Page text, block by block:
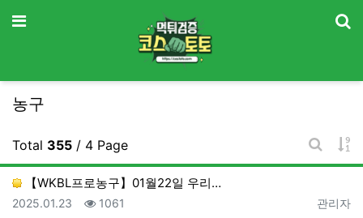
메뉴
농구
Total 355 / 4 Page
게시판
【WKBL프로농구】01월22일 우리…
등록자
관리자
등록일
2025.01.23 조회
1061